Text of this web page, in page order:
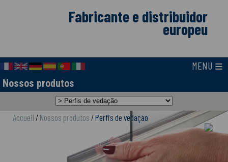
Fabricante e distribuidor
europeu
MENU ≡
Nossos produtos
Accueil / Nossos produtos / Perfis de vedação